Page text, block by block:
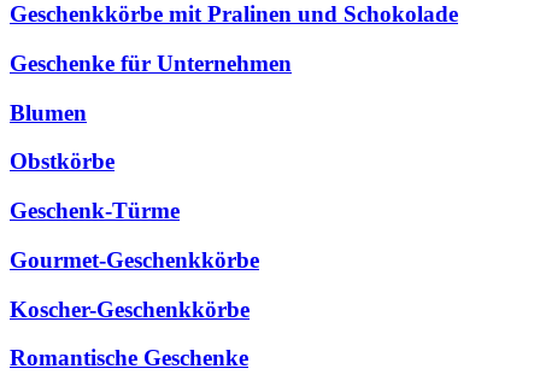
Geschenkkörbe mit Pralinen und Schokolade
Geschenke für Unternehmen
Blumen
Obstkörbe
Geschenk-Türme
Gourmet-Geschenkkörbe
Koscher-Geschenkkörbe
Romantische Geschenke